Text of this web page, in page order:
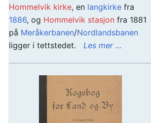
Hommelvik kirke, en langkirke fra
1886, og Hommelvik stasjon fra 1881
på Meråkerbanen/Nordlandsbanen
ligger i tettstedet. Les mer …